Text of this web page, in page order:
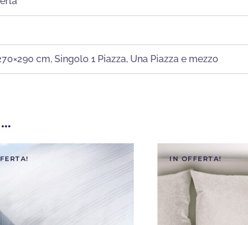
cm, Singolo 1 Piazza, Una Piazza e mezzo
IN OFFERTA!